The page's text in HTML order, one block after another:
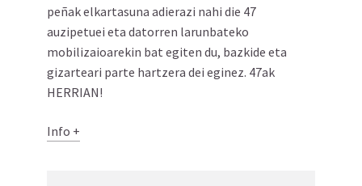
peñak elkartasuna adierazi nahi die 47
auzipetuei eta datorren larunbateko
mobilizaioarekin bat egiten du, bazkide eta
gizarteari parte hartzera dei eginez. 47ak
HERRIAN!
Info +